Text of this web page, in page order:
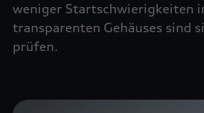
weniger Startschwierigkeiten
transparenten Gehäuses sind
prüfen.